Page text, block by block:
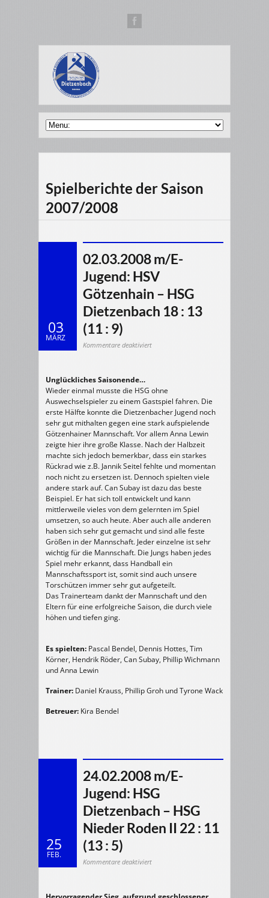
Spielberichte der Saison
2007/2008
03
MÄRZ
02.03.2008 m/E-
Jugend: HSV
Götzenhain – HSG
Dietzenbach 18 : 13
(11 : 9)
Kommentare deaktiviertfür
HSG
Dietzenbach
18
:
13
(11
:
9)
Unglückliches Saisonende…
Wieder einmal musste die HSG ohne
Auswechselspieler zu einem Gastspiel fahren. Die
erste Hälfte konnte die Dietzenbacher Jugend noch
sehr gut mithalten gegen eine stark aufspielende
Götzenhainer Mannschaft. Vor allem Anna Lewin
zeigte hier ihre große Klasse. Nach der Halbzeit
machte sich jedoch bemerkbar, dass ein starkes
Rückrad wie z.B. Jannik Seitel fehlte und momentan
noch nicht zu ersetzen ist. Dennoch spielten viele
andere stark auf. Can Subay ist dazu das beste
Beispiel. Er hat sich toll entwickelt und kann
mittlerweile vieles von dem gelernten im Spiel
umsetzen, so auch heute. Aber auch alle anderen
haben sich sehr gut gemacht und sind alle feste
Größen in der Mannschaft. Jeder einzelne ist sehr
wichtig für die Mannschaft. Die Jungs haben jedes
Spiel mehr erkannt, dass Handball ein
Mannschaftssport ist, somit sind auch unsere
Torschützen immer sehr gut aufgeteilt.
Das Trainerteam dankt der Mannschaft und den
Eltern für eine erfolgreiche Saison, die durch viele
höhen und tiefen ging.
Es spielten: Pascal Bendel, Dennis Hottes, Tim
Körner, Hendrik Röder, Can Subay, Phillip Wichmann
und Anna Lewin
Trainer: Daniel Krauss, Phillip Groh und Tyrone Wack
Betreuer: Kira Bendel
25
FEB.
24.02.2008 m/E-
Jugend: HSG
Dietzenbach – HSG
Nieder Roden II 22 : 11
(13 : 5)
Kommentare deaktiviertfür